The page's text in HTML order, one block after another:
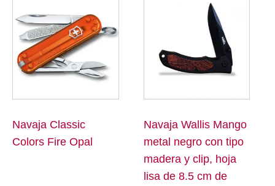
Navaja Classic
Colors Fire Opal
Navaja Wallis Mango
metal negro con tipo
madera y clip, hoja
lisa de 8.5 cm de